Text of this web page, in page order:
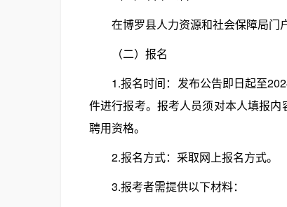
在博罗县人力资源和社会保障局门户
（二）报名
1.报名时间：发布公告即日起至
件进行报考。报考人员须对本人填报
聘用资格。
2.报名方式：采取网上报名方式。
3.报考者需提供以下材料：